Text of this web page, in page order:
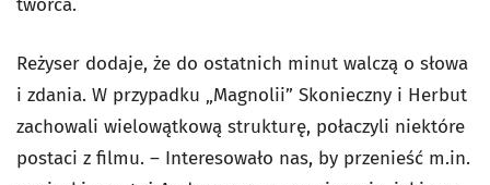
twórca.
Reżyser dodaje, że do ostatnich minut walczą o słowa
i zdania. W przypadku „Magnolii” Skonieczny i Herbut
zachowali wielowątkową strukturę, połaczyli niektóre
postaci z filmu. – Interesowało nas, by przenieść m.in.